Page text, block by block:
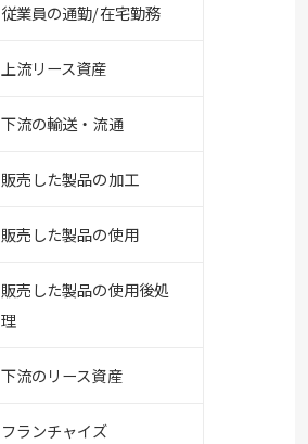
従業員の通勤/在宅勤務
上流リース資産
下流の輸送・流通
販売した製品の加工
販売した製品の使用
販売した製品の使用後処
理
下流のリース資産
フランチャイズ